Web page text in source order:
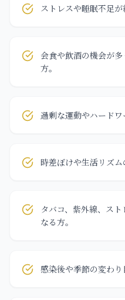
ストレスや睡眠不足が
会食や飲酒の機会が
方。
過剰な運動やハードワ
時差ぼけや生活リズム
タバコ、紫外線、ス
なる方。
感染後や季節の変わり